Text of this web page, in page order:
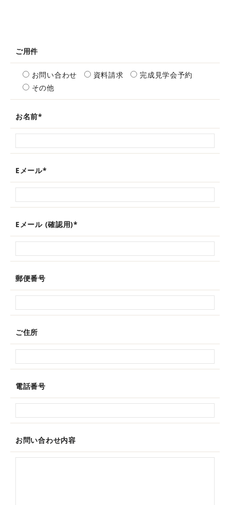
ご用件
お問い合わせ 資料請求
完成見学会予約
その他
お名前*
Eメール*
Eメール (確認用)*
郵便番号
ご住所
電話番号
お問い合わせ内容